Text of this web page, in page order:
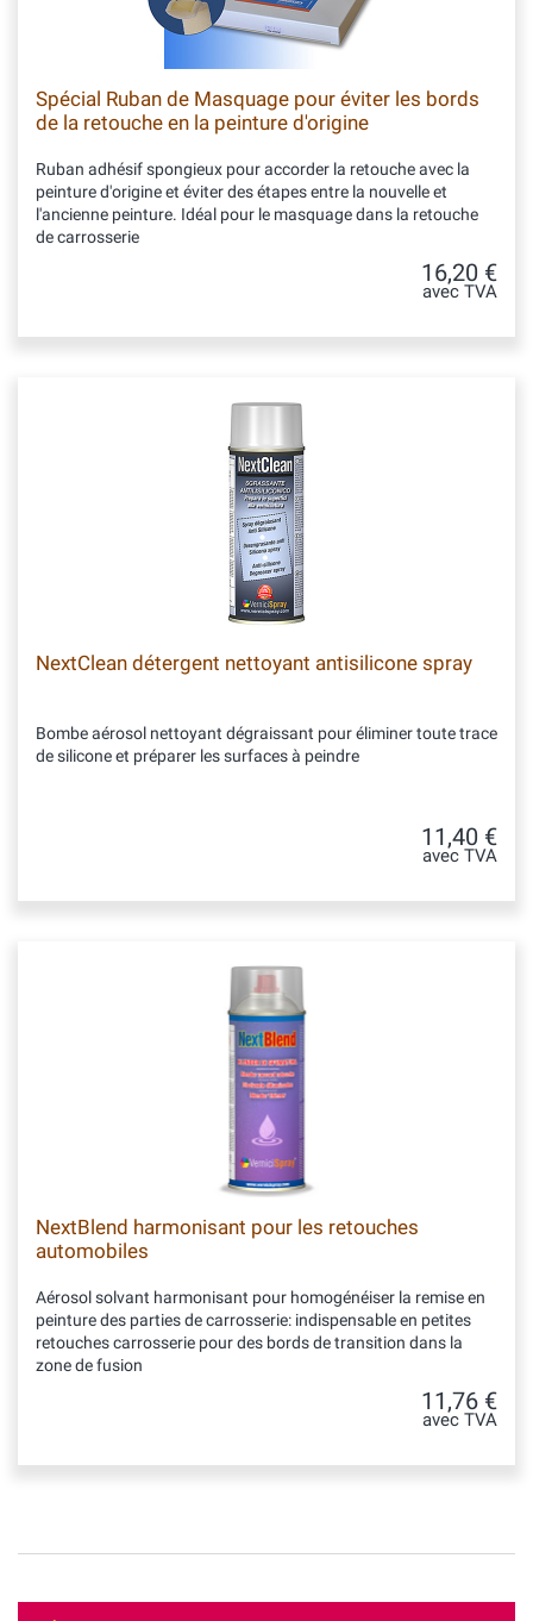
Spécial Ruban de Masquage pour éviter les bords
de la retouche en la peinture d'origine
Ruban adhésif spongieux pour accorder la retouche avec la
peinture d'origine et éviter des étapes entre la nouvelle et
l'ancienne peinture. Idéal pour le masquage dans la retouche
de carrosserie
16,20 €
avec TVA
NextClean détergent nettoyant antisilicone spray
Bombe aérosol nettoyant dégraissant pour éliminer toute trace
de silicone et préparer les surfaces à peindre
11,40 €
avec TVA
NextBlend harmonisant pour les retouches
automobiles
Aérosol solvant harmonisant pour homogénéiser la remise en
peinture des parties de carrosserie: indispensable en petites
retouches carrosserie pour des bords de transition dans la
zone de fusion
11,76 €
avec TVA